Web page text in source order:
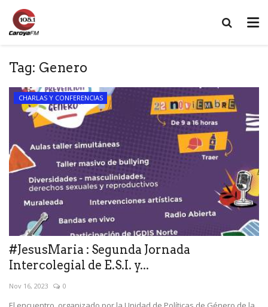
Tag: Genero
CHARLAS Y CONFERENCIAS
#JesusMaria : Segunda Jornada
Intercolegial de E.S.I. y...
Nov 16, 2023 0